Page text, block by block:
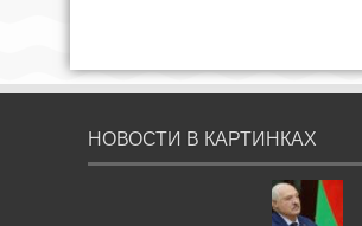
НОВОСТИ В КАРТИНКАХ